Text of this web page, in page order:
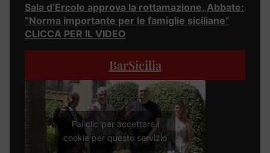
Sala d’Ercole approva la rottamazione, Abbate:
“Norma importante per le famiglie siciliane”
CLICCA PER IL VIDEO
BarSicilia
Fai clic per accettare i
cookie per questo servizio